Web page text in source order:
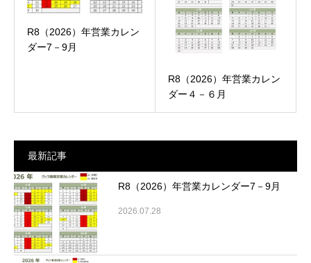
R8（2026）年営業カレン
ダー7－9月
R8（2026）年営業カレン
ダー４－６月
最新記事
R8（2026）年営業カレンダー7－9月
2026.07.28